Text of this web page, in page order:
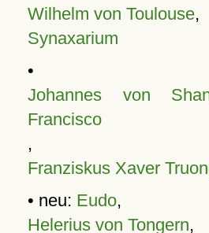
Wilhelm von Toulouse,
Synaxarium
•
Johannes von
Francisco
,
Franziskus Xaver
• neu: Eudo,
Helerius von Tongern,